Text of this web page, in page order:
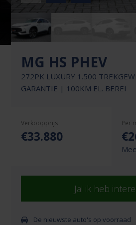
MG HS PHEV
272PK LUXURY 1.500
GARANTIE | 100KM EL. BEREI
Verkoopprijs
€33.880
Per
€
Ja! ik heb
De nieuwste auto's op voorraad